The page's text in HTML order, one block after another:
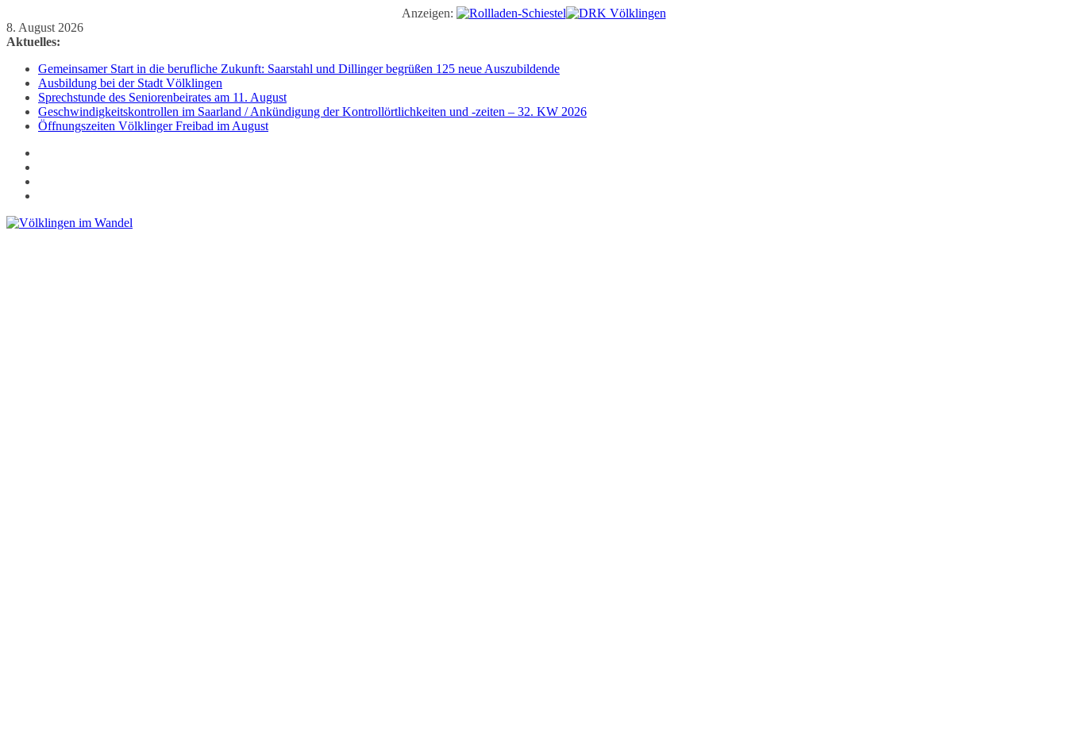
Anzeigen:
Zum
Inhalt
8. August 2026
Aktuelles:
Gemeinsamer Start in die berufliche Zukunft: Saarstahl und Dillinger begrüßen 125 neue Auszubildende
Ausbildung bei der Stadt Völklingen
Sprechstunde des Seniorenbeirates am 11. August
Geschwindigkeitskontrollen im Saarland / Ankündigung der Kontrollörtlichkeiten und -zeiten – 32. KW 2026
Öffnungszeiten Völklinger Freibad im August